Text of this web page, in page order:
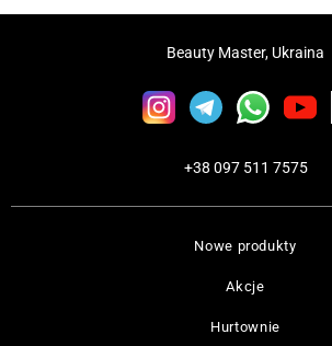
Nowe produkty
Akcje
Hurtownie
Beauty Master, Ukraina
+38 097 511 7575